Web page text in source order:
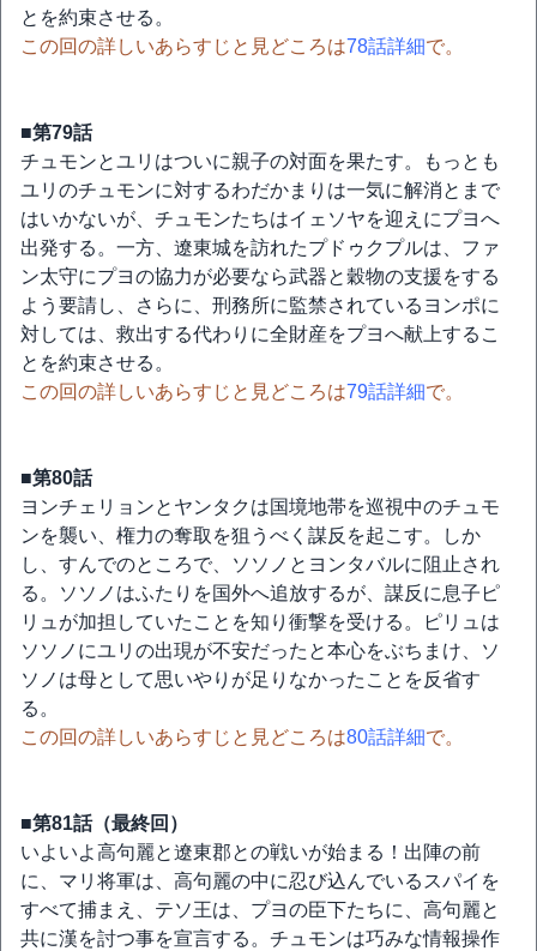
とを約束させる。
この回の詳しいあらすじと見どころは78話詳細で。
■第79話
チュモンとユリはついに親子の対面を果たす。もっとも
ユリのチュモンに対するわだかまりは一気に解消とまで
はいかないが、チュモンたちはイェソヤを迎えにプヨへ
出発する。一方、遼東城を訪れたプドゥクプルは、ファ
ン太守にプヨの協力が必要なら武器と穀物の支援をする
よう要請し、さらに、刑務所に監禁されているヨンポに
対しては、救出する代わりに全財産をプヨへ献上するこ
とを約束させる。
この回の詳しいあらすじと見どころは79話詳細で。
■第80話
ヨンチェリョンとヤンタクは国境地帯を巡視中のチュモ
ンを襲い、権力の奪取を狙うべく謀反を起こす。しか
し、すんでのところで、ソソノとヨンタバルに阻止され
る。ソソノはふたりを国外へ追放するが、謀反に息子ピ
リュが加担していたことを知り衝撃を受ける。ピリュは
ソソノにユリの出現が不安だったと本心をぶちまけ、ソ
ソノは母として思いやりが足りなかったことを反省す
る。
この回の詳しいあらすじと見どころは80話詳細で。
■第81話（最終回）
いよいよ高句麗と遼東郡との戦いが始まる！出陣の前
に、マリ将軍は、高句麗の中に忍び込んでいるスパイを
すべて捕まえ、テソ王は、プヨの臣下たちに、高句麗と
共に漢を討つ事を宣言する。チュモンは巧みな情報操作